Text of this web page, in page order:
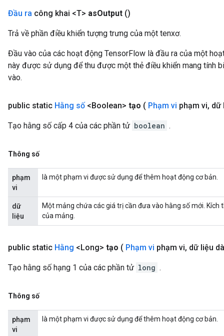
Đầu ra công khai <T> asOutput ()
Trả về phần điều khiển tượng trưng của một tenxơ.
Đầu vào của các hoạt động TensorFlow là đầu ra của một
này được sử dụng để thu được một thẻ điều khiển mang tính
vào.
public static Hằng số<Boolean> tạo ( Phạm vi phạm vi, dữ
Tạo hằng số cấp 4 của các phần tử boolean .
Thông số
phạm
vi
là một phạm vi được sử dụng để thêm hoạt động cơ bản.
dữ
liệu
Một mảng chứa các giá trị cần đưa vào hằng số mới.
của mảng.
public static Hằng <Long> tạo ( Phạm vi phạm vi, dữ liệu
Tạo hằng số hạng 1 của các phần tử long .
Thông số
phạm
vi
là một phạm vi được sử dụng để thêm hoạt động cơ bản.